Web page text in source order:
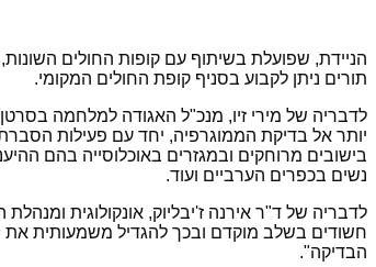
תורים ניתן לקבוע בסניף קופת החולים המקומי.
יותר אל בדיקת הממוגרפיה, יחד עם פעילות
בישובים מרוחקים ובמגזרים באוכלוסייה בהם
נשים בכפרים הערביים ועוד.
חשודים בשלב מוקדם ובכך להגדיל משמעותית
הבדיקה".